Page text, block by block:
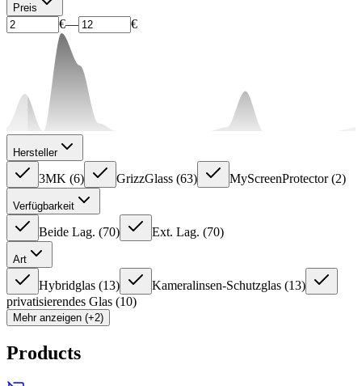
Preis
€— €
Hersteller
3MK (6) GrizzGlass (63) MyScreenProtector (2)
Verfügbarkeit
Beide Lag. (70) Ext. Lag. (70)
Art
Hybridglas (13) Kameralinsen-Schutzglas (13)
privatisierendes Glas (10)
Mehr anzeigen (+2)
Products